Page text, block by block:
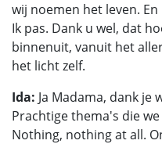
wij noemen het leven.
Ik pas. Dank u wel, dat
binnenuit, vanuit het
het licht zelf.
Ida: Ja Madama, dank je
Prachtige thema's die
Nothing, nothing at all.